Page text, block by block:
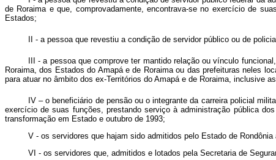
de Roraima e que, comprovadamente, encontrava-se no exercício de
Estados;
II - a pessoa que revestiu a condição de servidor público ou de
III - a pessoa que comprove ter mantido relação ou vínculo
Roraima, dos Estados do Amapá e de Roraima ou das prefeituras neles
para atuar no âmbito dos ex-Territórios do Amapá e de Roraima, inclusive
IV – o beneficiário de pensão ou o integrante da carreira policial
exercício de suas funções, prestando serviço à administração pública
transformação em Estado e outubro de 1993;
V - os servidores que hajam sido admitidos pelo Estado de
VI - os servidores que, admitidos e lotados pela Secretaria de